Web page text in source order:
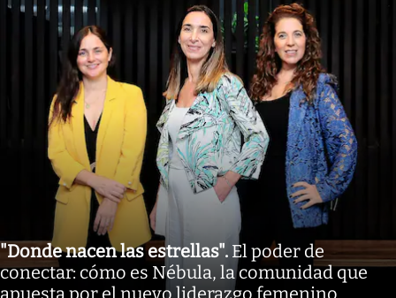
"Donde nacen las estrellas". El poder de
conectar: cómo es Nébula, la comunidad que